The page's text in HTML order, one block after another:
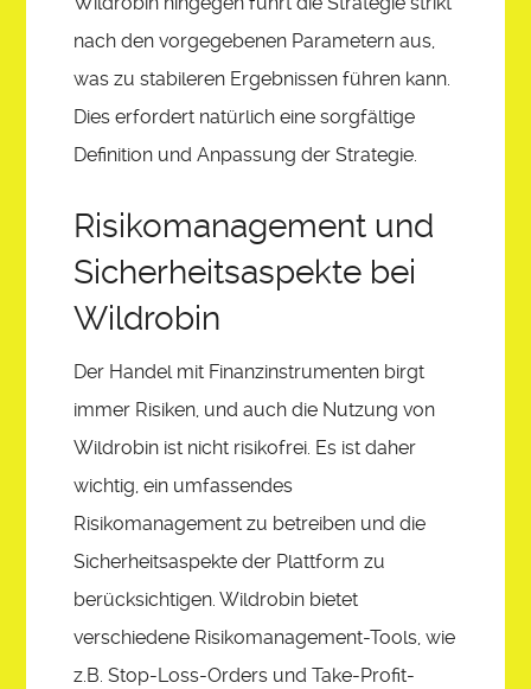
nach den vorgegebenen Parametern aus,
was zu stabileren Ergebnissen führen kann.
Dies erfordert natürlich eine sorgfältige
Definition und Anpassung der Strategie.
Risikomanagement und
Sicherheitsaspekte bei
Wildrobin
Der Handel mit Finanzinstrumenten birgt
immer Risiken, und auch die Nutzung von
Wildrobin ist nicht risikofrei. Es ist daher
wichtig, ein umfassendes
Risikomanagement zu betreiben und die
Sicherheitsaspekte der Plattform zu
berücksichtigen. Wildrobin bietet
verschiedene Risikomanagement-Tools, wie
z.B. Stop-Loss-Orders und Take-Profit-